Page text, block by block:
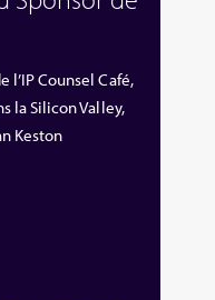
l’IP Counsel Café,
la Silicon Valley,
Keston